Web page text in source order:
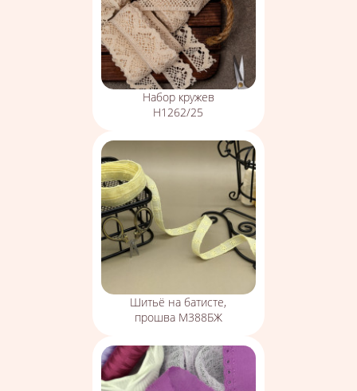
Набор кружев
Н1262/25
Шитьё на батисте,
прошва М388БЖ